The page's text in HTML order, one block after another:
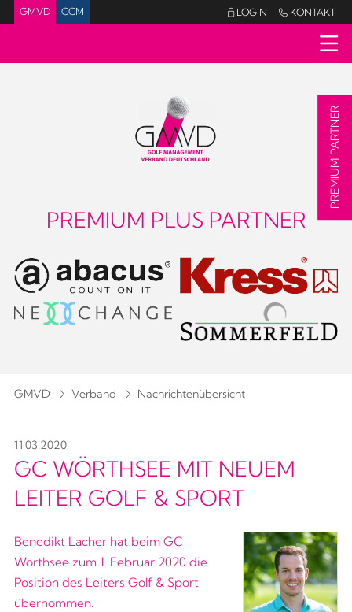
GMVD CCM LOGIN  KONTAKT
PREMIUM PLUS PARTNER
GMVD Verband Nachrichtenübersicht
11.03.2020
GC WÖRTHSEE MIT NEUEM
LEITER GOLF & SPORT
Benedikt Lacher hat beim GC
Wörthsee zum 1. Februar 2020 die
Position des Leiters Golf & Sport
übernommen.
PREMIUM PARTNER